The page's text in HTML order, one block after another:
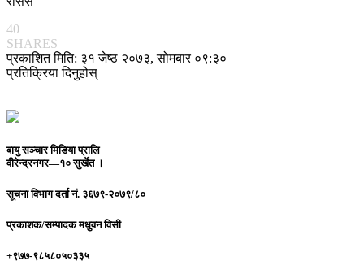
40
SHARES
प्रकाशित मिति: ३१ जेष्ठ २०७३, सोमबार ०९:३०
प्रतिक्रिया दिनुहोस्
बायु सञ्चार मिडिया प्रालि
वीरेन्द्रनगर—१० सुर्खेत ।
सूचना विभाग दर्ता नं. ३६७९-२०७९/८०
प्रकाशक/सम्पादकमधुवन विसी
+९७७-९८५८०५०३३५